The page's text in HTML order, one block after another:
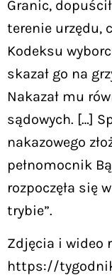
Granic,
terenie urzędu,
Kodeksu
skazał go na
Nakazał mu
sądowych. […]
nakazowego
pełnomocnik
rozpoczęła się
trybie”.
Zdjęcia i wideo
https://